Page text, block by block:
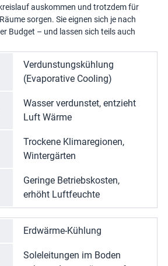
auskommen und trotzdem für
sorgen. Sie eignen sich je nach
Budget – und lassen sich teils auch
Verdunstungskühlung
(Evaporative Cooling)
Wasser verdunstet, entzieht
Luft Wärme
Trockene Klimaregionen,
Wintergärten
Geringe Betriebskosten,
erhöht Luftfeuchte
Erdwärme-Kühlung
Soleleitungen im Boden